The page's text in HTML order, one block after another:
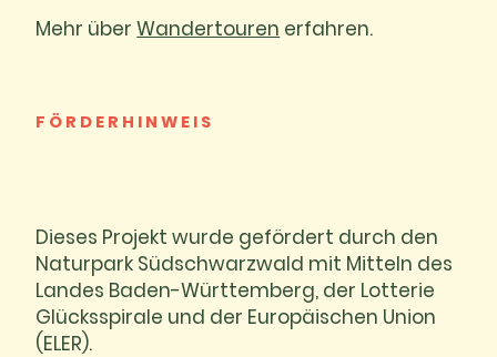
Mehr überWandertouren erfahren.
FÖRDERHINWEIS
Dieses Projekt wurde gefördert durch den
Naturpark Südschwarzwald mit Mitteln des
Landes Baden-Württemberg, der Lotterie
Glücksspirale und der Europäischen Union
(ELER).